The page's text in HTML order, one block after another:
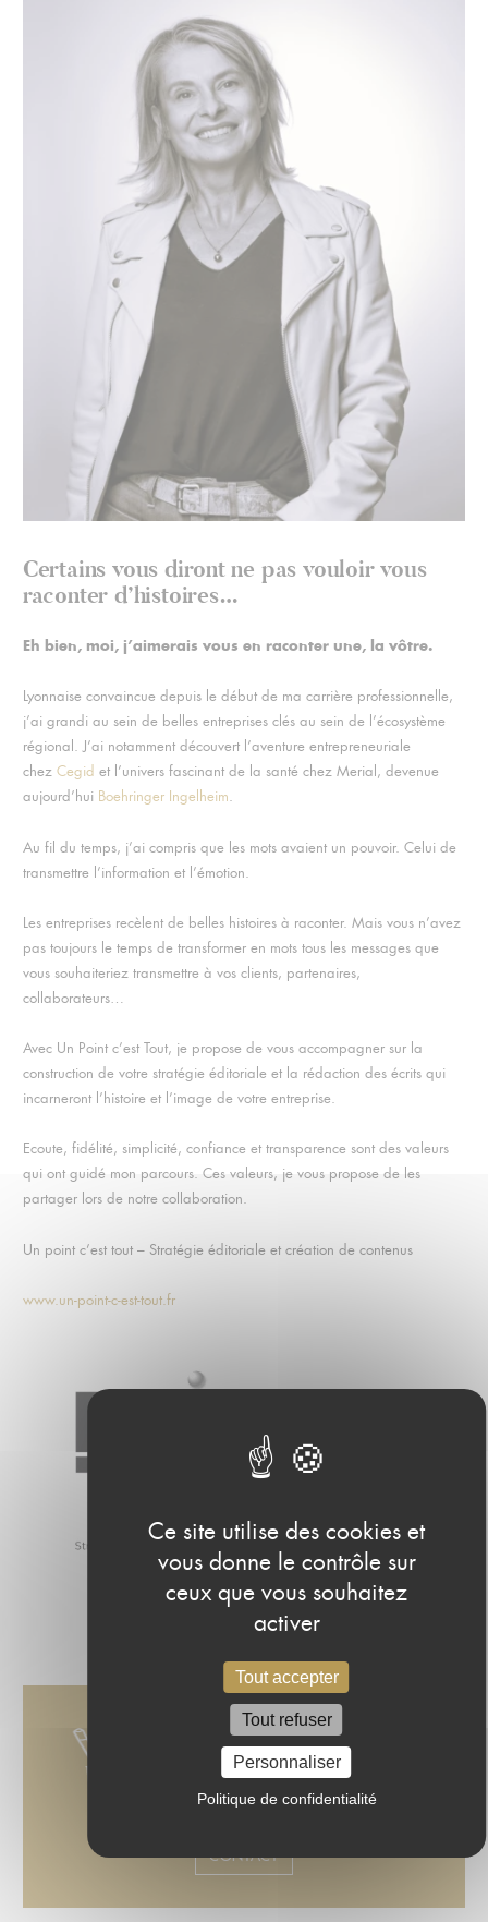
Ce site utilise des cookies et
vous donne le contrôle sur
ceux que vous souhaitez
activer
Tout accepter
Tout refuser
Personnaliser
Politique de confidentialité
Certains vous diront ne pas vouloir vous
raconter d’histoires…
Eh bien, moi, j’aimerais vous en raconter une, la vôtre.
Lyonnaise convaincue depuis le début de ma carrière professionnelle,
j’ai grandi au sein de belles entreprises clés au sein de l’écosystème
régional. J’ai notamment découvert l’aventure entrepreneuriale
chez Cegid et l’univers fascinant de la santé chez Merial, devenue
aujourd’hui Boehringer Ingelheim.
Au fil du temps, j’ai compris que les mots avaient un pouvoir. Celui de
transmettre l’information et l’émotion.
Les entreprises recèlent de belles histoires à raconter. Mais vous n’avez
pas toujours le temps de transformer en mots tous les messages que
vous souhaiteriez transmettre à vos clients, partenaires,
collaborateurs…
Avec Un Point c’est Tout, je propose de vous accompagner sur la
construction de votre stratégie éditoriale et la rédaction des écrits qui
incarneront l’histoire et l’image de votre entreprise.
Ecoute, fidélité, simplicité, confiance et transparence sont des valeurs
qui ont guidé mon parcours. Ces valeurs, je vous propose de les
partager lors de notre collaboration.
Un point c’est tout – Stratégie éditoriale et création de contenus
www.un-point-c-est-tout.fr
Et si vous racontiez
votre histoire ?
CONTACT